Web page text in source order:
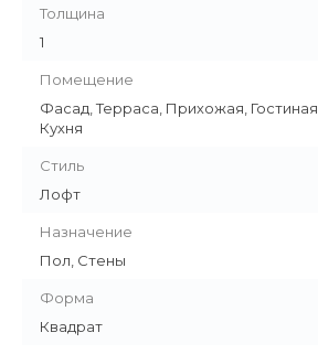
Толщина
1
Помещение
Фасад, Терраса, Прихожая,
Кухня
Стиль
Лофт
Назначение
Пол, Стены
Форма
Квадрат